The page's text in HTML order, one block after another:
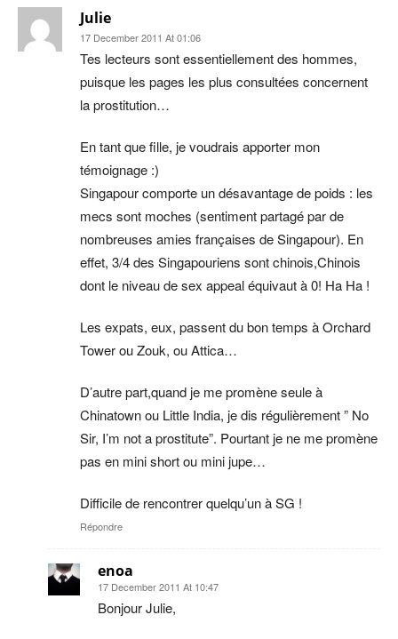
Julie
17 December 2011 At 01:06
Tes lecteurs sont essentiellement des hommes,
puisque les pages les plus consultées concernent
la prostitution…
En tant que fille, je voudrais apporter mon
témoignage :)
Singapour comporte un désavantage de poids : les
mecs sont moches (sentiment partagé par de
nombreuses amies françaises de Singapour). En
effet, 3/4 des Singapouriens sont chinois,Chinois
dont le niveau de sex appeal équivaut à 0! Ha Ha !
Les expats, eux, passent du bon temps à Orchard
Tower ou Zouk, ou Attica…
D’autre part,quand je me promène seule à
Chinatown ou Little India, je dis régulièrement ” No
Sir, I’m not a prostitute”. Pourtant je ne me promène
pas en mini short ou mini jupe…
Difficile de rencontrer quelqu’un à SG !
Répondre
enoa
17 December 2011 At 10:47
Bonjour Julie,